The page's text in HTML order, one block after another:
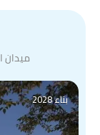
ميدان
بناء 2028